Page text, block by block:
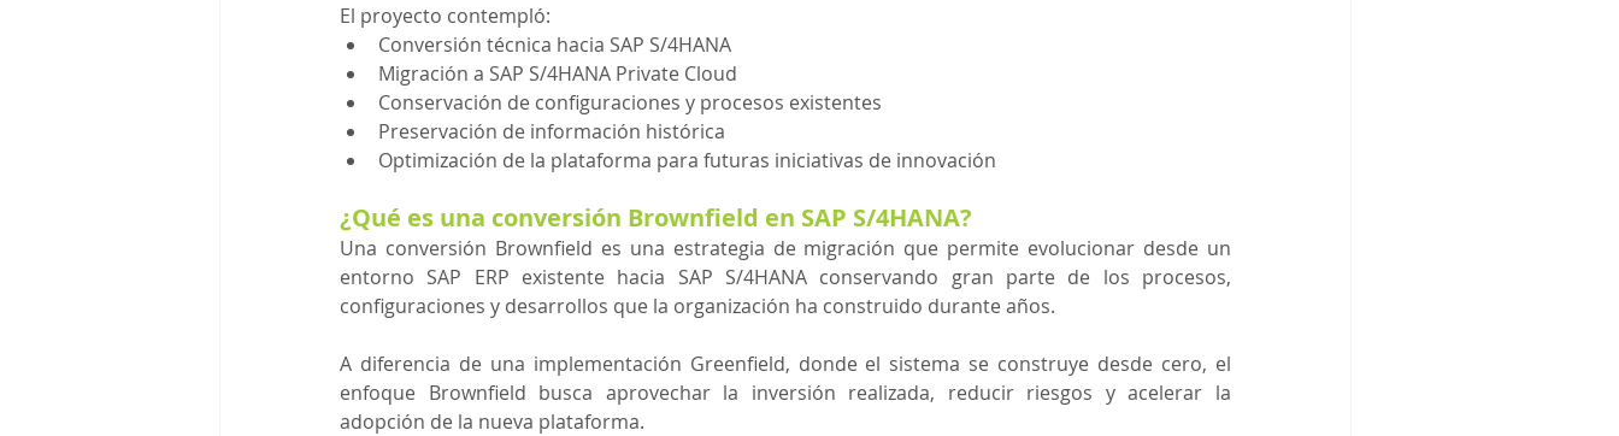
El proyecto contempló:
Conversión técnica hacia SAP S/4HANA
Migración a SAP S/4HANA Private Cloud
Conservación de configuraciones y procesos existentes
Preservación de información histórica
Optimización de la plataforma para futuras iniciativas de innovación
¿Qué es una conversión Brownfield en SAP S/4HANA?
Una conversión Brownfield es una estrategia de migración que permite evolucionar desde un
entorno SAP ERP existente hacia SAP S/4HANA conservando gran parte de los procesos,
configuraciones y desarrollos que la organización ha construido durante años.
A diferencia de una implementación Greenfield, donde el sistema se construye desde cero, el
enfoque Brownfield busca aprovechar la inversión realizada, reducir riesgos y acelerar la
adopción de la nueva plataforma.